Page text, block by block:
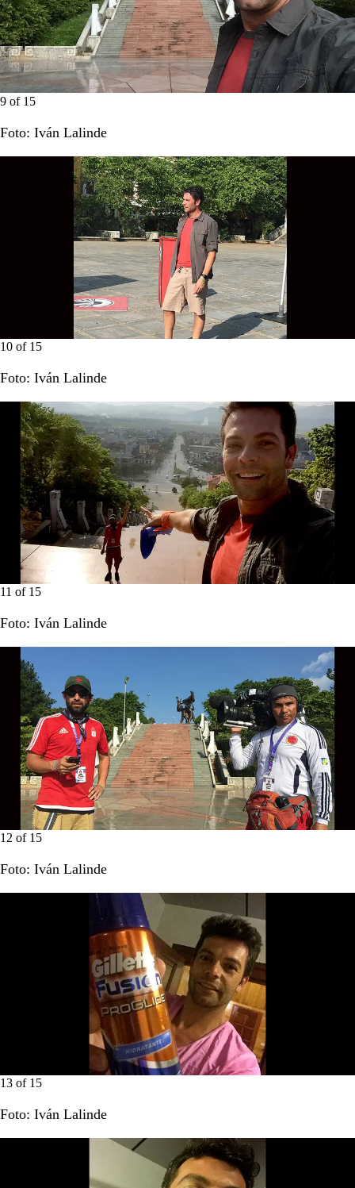
9 of 15
Foto: Iván Lalinde
10 of 15
Foto: Iván Lalinde
11 of 15
Foto: Iván Lalinde
12 of 15
Foto: Iván Lalinde
13 of 15
Foto: Iván Lalinde